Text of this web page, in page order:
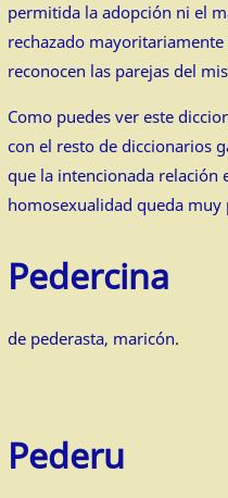
permitida la adopción ni el
rechazado
reconocen las parejas del
Como puedes ver este
con el resto de diccionarios
que la intencionada relación
homosexualidad queda muy
Pedercina
de pederasta, maricón.
Pederu